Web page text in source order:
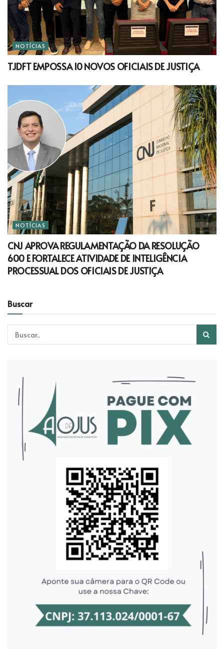
NOTÍCIAS
TJDFT EMPOSSA 10 NOVOS OFICIAIS DE JUSTIÇA
NOTÍCIAS
CNJ APROVA REGULAMENTAÇÃO DA RESOLUÇÃO
600 E FORTALECE ATIVIDADE DE INTELIGÊNCIA
PROCESSUAL DOS OFICIAIS DE JUSTIÇA
Buscar